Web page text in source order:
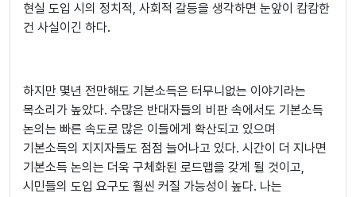
현실 도입 시의 정치적, 사회적 갈등을 생각하면 눈앞이 캄캄한
건 사실이긴 하다.
하지만 몇년 전만해도 기본소득은 터무니없는 이야기라는
목소리가 높았다. 수많은 반대자들의 비판 속에서도 기본소득
논의는 빠른 속도로 많은 이들에게 확산되고 있으며
기본소득의 지지자들도 점점 늘어나고 있다. 시간이 더 지나면
기본소득 논의는 더욱 구체화된 로드맵을 갖게 될 것이고,
시민들의 도입 요구도 훨씬 커질 가능성이 높다. 나는